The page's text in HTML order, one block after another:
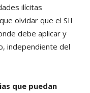
ilícitas
olvidar que el SII
debe aplicar y
independiente del
que puedan